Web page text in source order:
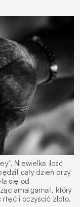
Niewielka ilość
cały dzień przy
się od
amalgamat, który
i oczyścić złoto.